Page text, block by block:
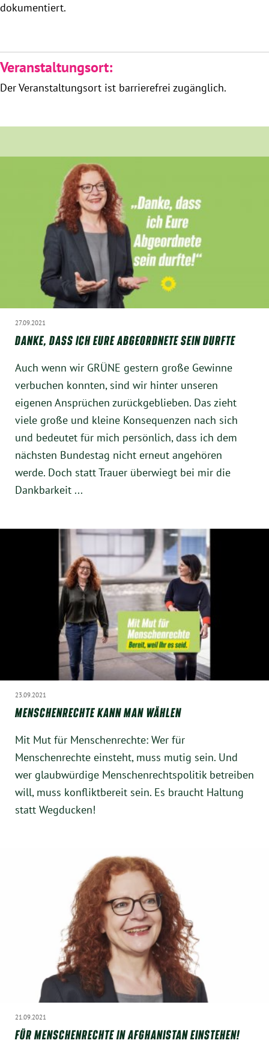
Zur Person
Kontakt
Presse
Instagram
dokumentiert.
Veranstaltungsort:
Der Veranstaltungsort ist barrierefrei zugänglich.
27.09.2021
DANKE, DASS ICH EURE ABGEORDNETE SEIN DURFTE
Auch wenn wir GRÜNE gestern große Gewinne
verbuchen konnten, sind wir hinter unseren
eigenen Ansprüchen zurückgeblieben. Das zieht
viele große und kleine Konsequenzen nach sich
und bedeutet für mich persönlich, dass ich dem
nächsten Bundestag nicht erneut angehören
werde. Doch statt Trauer überwiegt bei mir die
Dankbarkeit ...
23.09.2021
MENSCHENRECHTE KANN MAN WÄHLEN
Mit Mut für Menschenrechte: Wer für
Menschenrechte einsteht, muss mutig sein. Und
wer glaubwürdige Menschenrechtspolitik betreiben
will, muss konfliktbereit sein. Es braucht Haltung
statt Wegducken!
21.09.2021
FÜR MENSCHENRECHTE IN AFGHANISTAN EINSTEHEN!